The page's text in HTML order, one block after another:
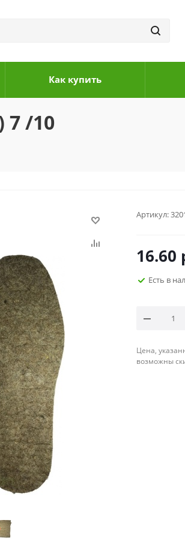
Как купить
7 /10
Артикул:
16.60
Есть в
Цена,
возможны